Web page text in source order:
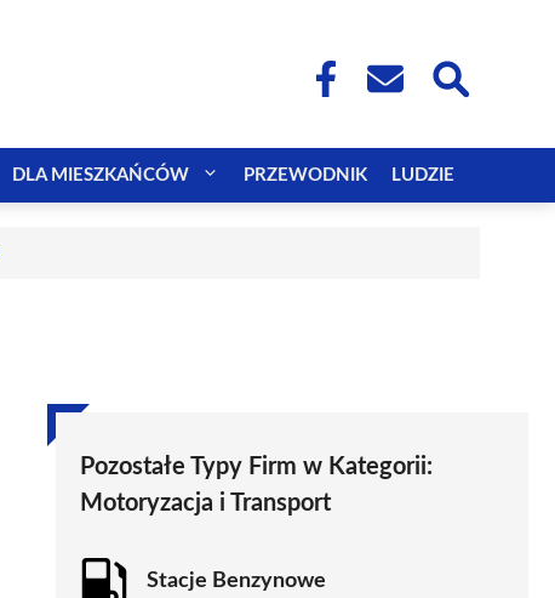
DLA MIESZKAŃCÓW PRZEWODNIK LUDZIE
Pozostałe Typy Firm w Kategorii:
Motoryzacja i Transport
Stacje Benzynowe